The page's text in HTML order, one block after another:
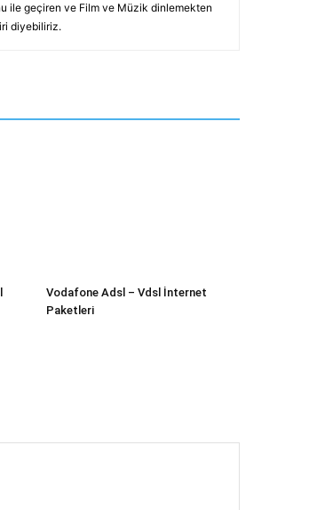
ile geçiren ve Film ve Müzik dinlemekten
diyebiliriz.
Vodafone Adsl – Vdsl İnternet
Paketleri